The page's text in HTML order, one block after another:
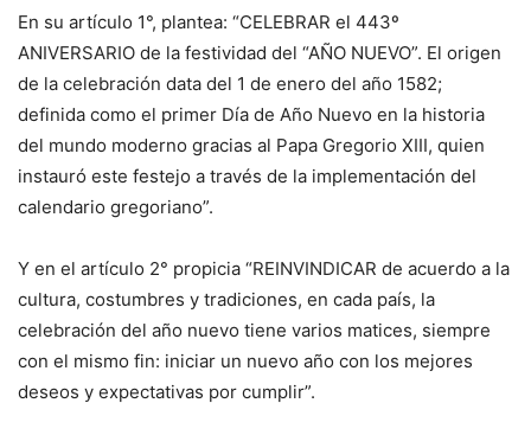
En su artículo 1°, plantea: “CELEBRAR el 443º
ANIVERSARIO de la festividad del “AÑO NUEVO”. El origen
de la celebración data del 1 de enero del año 1582;
definida como el primer Día de Año Nuevo en la historia
del mundo moderno gracias al Papa Gregorio XIII, quien
instauró este festejo a través de la implementación del
calendario gregoriano”.
Y en el artículo 2° propicia “REINVINDICAR de acuerdo a la
cultura, costumbres y tradiciones, en cada país, la
celebración del año nuevo tiene varios matices, siempre
con el mismo fin: iniciar un nuevo año con los mejores
deseos y expectativas por cumplir”.